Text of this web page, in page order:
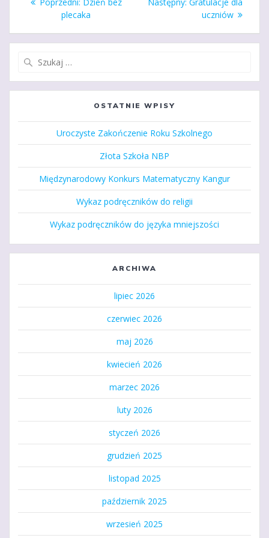
wpisu
wpis:
plecaka
wpis:uczniów
OSTATNIE WPISY
Uroczyste Zakończenie Roku Szkolnego
Złota Szkoła NBP
Międzynarodowy Konkurs Matematyczny Kangur
Wykaz podręczników do religii
Wykaz podręczników do języka mniejszości
ARCHIWA
lipiec 2026
czerwiec 2026
maj 2026
kwiecień 2026
marzec 2026
luty 2026
styczeń 2026
grudzień 2025
listopad 2025
październik 2025
wrzesień 2025